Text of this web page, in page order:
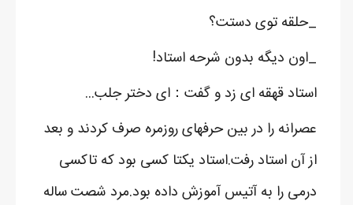
_حلقه توی دستت؟
_اون دیگه بدون شرحه استاد!
استاد قهقه ای زد و گفت：ای دختر جلب...
عصرانه را در بین حرفهای روزمره صرف کردند و بعد
از آن استاد رفت.استاد یکتا کسی بود که تاکسی
درمی را به آتیس آموزش داده بود.مرد شصت ساله